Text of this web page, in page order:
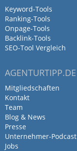
Keyword-Tools
Ranking-Tools
Onpage-Tools
Backlink-Tools
SEO-Tool Vergleich
AGENTURTIPP.DE
Mitgliedschaften
Kontakt
Team
Blog & News
Presse
Unternehmer-Podcast
Jobs